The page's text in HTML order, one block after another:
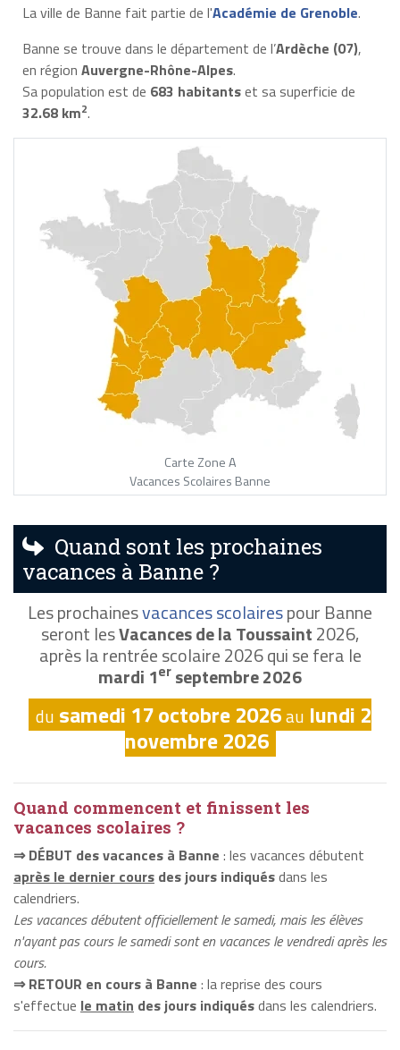
La ville de Banne fait partie de l'Académie de Grenoble.
Banne se trouve dans le département de l’Ardèche (07),
en région Auvergne-Rhône-Alpes.
Sa population est de 683 habitantset sa superficie de
32.68 km2.
Carte Zone A
Vacances Scolaires Banne
Quand sont les prochaines
vacances à Banne ?
Les prochainesvacances scolairespour Banne
seront lesVacances de la Toussaint2026,
après la rentrée scolaire 2026 qui se fera le
mardi 1er septembre 2026
du samedi 17 octobre 2026au lundi 2
novembre 2026
Quand commencent et finissent les
vacances scolaires ?
⇒ DÉBUT des vacances à Banne : les vacances débutent
après le dernier cours des jours indiquésdans les
calendriers.
Les vacances débutent officiellement le samedi, mais les élèves
n'ayant pas cours le samedi sont en vacances le vendredi après les
cours.
⇒ RETOUR en cours à Banne : la reprise des cours
s'effectue le matin des jours indiquésdans les calendriers.